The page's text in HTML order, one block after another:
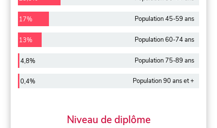
17% Population 45-59 ans
13% Population 60-74 ans
4,8% Population 75-89 ans
0,4% Population 90 ans et +
Niveau de diplôme